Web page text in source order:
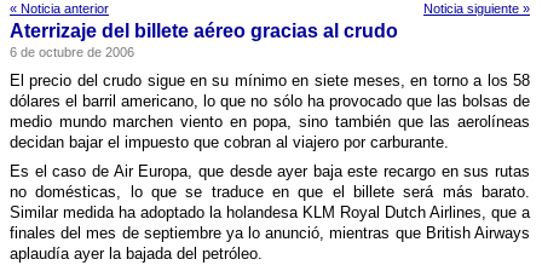
« Noticia anterior Noticia siguiente »
Aterrizaje del billete aéreo gracias al crudo
6 de octubre de 2006
El precio del crudo sigue en su mí­nimo en siete meses, en torno a los 58
dólares el barril americano, lo que no sólo ha provocado que las bolsas de
medio mundo marchen viento en popa, sino también que las aerolí­neas
decidan bajar el impuesto que cobran al viajero por carburante.
Es el caso de Air Europa, que desde ayer baja este recargo en sus rutas
no domésticas, lo que se traduce en que el billete será más barato.
Similar medida ha adoptado la holandesa KLM Royal Dutch Airlines, que a
finales del mes de septiembre ya lo anunció, mientras que British Airways
aplaudí­a ayer la bajada del petróleo.